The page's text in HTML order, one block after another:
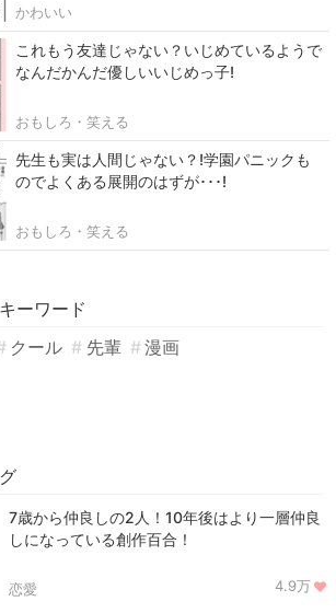
かわいい
これもう友達じゃない？いじめているようで
なんだかんだ優しいいじめっ子!
おもしろ・笑える
先生も実は人間じゃない？!学園パニックも
のでよくある展開のはずが･･･!
おもしろ・笑える
ーワード
クール 先輩 漫画
7歳から仲良しの2人！10年後はより一層仲良
しになっている創作百合！
恋愛 4.9万